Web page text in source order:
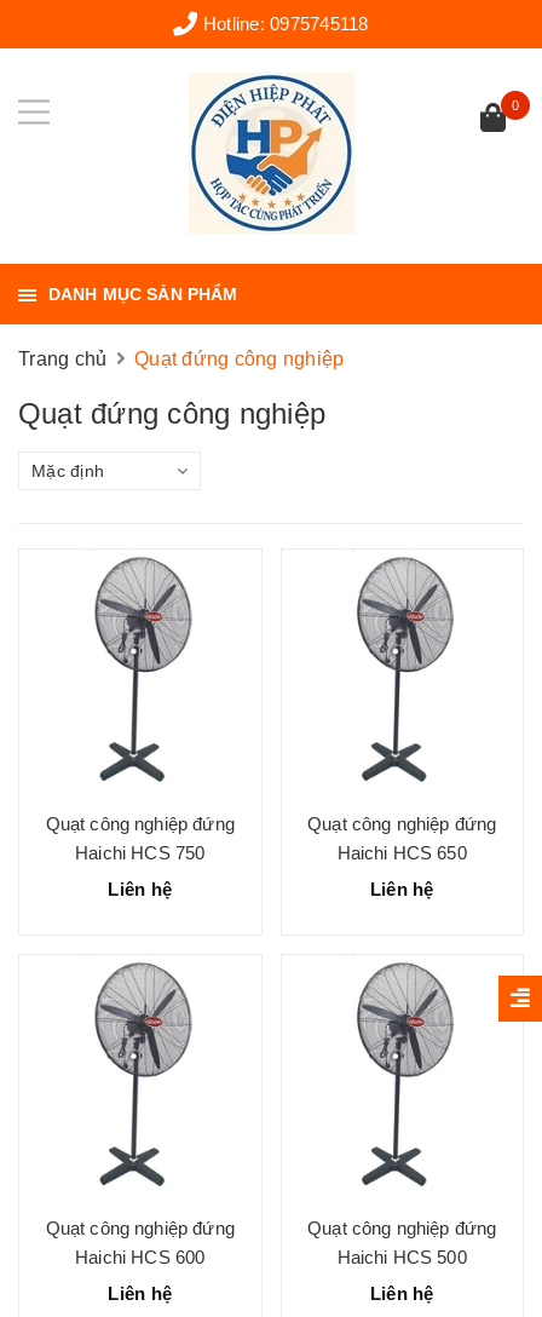
Hotline:0975745118
0
DANH MỤC SẢN PHẨM
Trang chủ Quạt đứng công nghiệp
Quạt đứng công nghiệp
Mặc định
Quạt công nghiệp đứng
Haichi HCS 750
Liên hệ
Quạt công nghiệp đứng
Haichi HCS 650
Liên hệ
Quạt công nghiệp đứng
Haichi HCS 600
Liên hệ
Quạt công nghiệp đứng
Haichi HCS 500
Liên hệ